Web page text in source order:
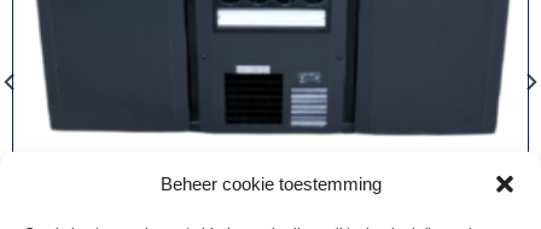
Beheer cookie toestemming